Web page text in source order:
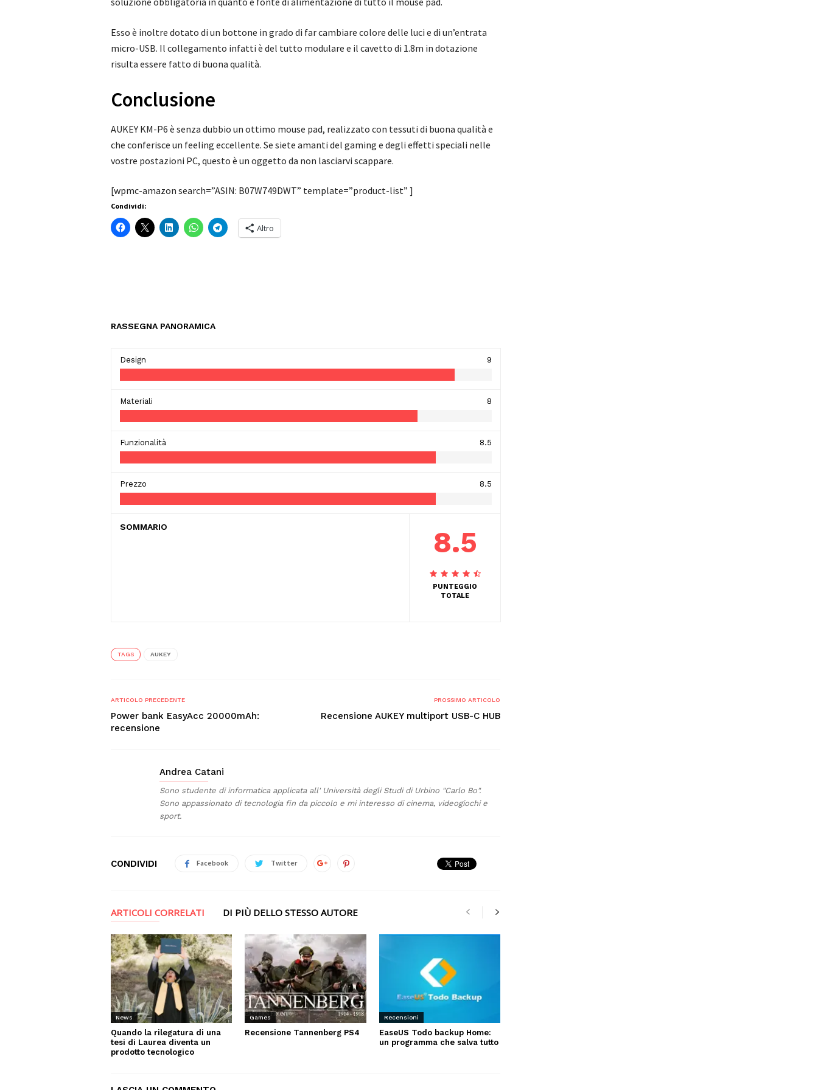
Esso è inoltre dotato di un bottone in grado di far cambiare colore delle luci e di un’entrata
micro-USB. Il collegamento infatti è del tutto modulare e il cavetto di 1.8m in dotazione
risulta essere fatto di buona qualità.
Conclusione
AUKEY KM-P6 è senza dubbio un ottimo mouse pad, realizzato con tessuti di buona qualità e
che conferisce un feeling eccellente. Se siete amanti del gaming e degli effetti speciali nelle
vostre postazioni PC, questo è un oggetto da non lasciarvi scappare.
[wpmc-amazon search=”ASIN: B07W749DWT” template=”product-list” ]
Condividi:
Altro
RASSEGNA PANORAMICA
Design 9
Materiali 8
Funzionalità 8.5
Prezzo 8.5
SOMMARIO 8.5
PUNTEGGIO
TOTALE
TAGS AUKEY
ARTICOLO PRECEDENTE
Power bank EasyAcc 20000mAh:
recensione
PROSSIMO ARTICOLO
Recensione AUKEY multiport USB-C HUB
Andrea Catani
Sono studente di informatica applicata all' Università degli Studi di Urbino "Carlo Bo".
Sono appassionato di tecnologia fin da piccolo e mi interesso di cinema, videogiochi e
sport.
CONDIVIDI Facebook Twitter
ARTICOLI CORRELATI DI PIÙ DELLO STESSO AUTORE
News
Quando la rilegatura di una
tesi di Laurea diventa un
prodotto tecnologico
Games
Recensione Tannenberg PS4
Recensioni
EaseUS Todo backup Home:
un programma che salva tutto